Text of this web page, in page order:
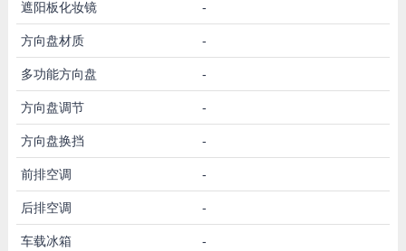
遮阳板化妆镜 -
方向盘材质 -
多功能方向盘 -
方向盘调节 -
方向盘换挡 -
前排空调 -
后排空调 -
车载冰箱 -